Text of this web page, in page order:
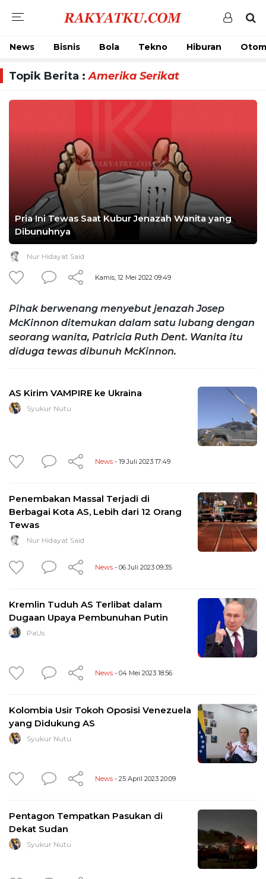
News Bisnis Bola Tekno Hiburan
Topik Berita :Amerika Serikat
Pria Ini Tewas Saat Kubur Jenazah Wanita yang
Dibunuhnya
Nur Hidayat Said
Kamis, 12 Mei 2022 09:49
Pihak berwenang menyebut jenazah Josep
McKinnon ditemukan dalam satu lubang dengan
seorang wanita, Patricia Ruth Dent. Wanita itu
diduga tewas dibunuh McKinnon.
AS Kirim VAMPIRE ke Ukraina
Syukur Nutu
News - 19 Juli 2023 17:49
Penembakan Massal Terjadi di
Berbagai Kota AS, Lebih dari 12 Orang
Tewas
Nur Hidayat Said
News - 06 Juli 2023 09:35
Kremlin Tuduh AS Terlibat dalam
Dugaan Upaya Pembunuhan Putin
PaUs
News - 04 Mei 2023 18:56
Kolombia Usir Tokoh Oposisi Venezuela
yang Didukung AS
Syukur Nutu
News - 25 April 2023 20:09
Pentagon Tempatkan Pasukan di
Dekat Sudan
Syukur Nutu